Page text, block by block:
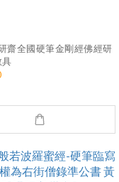
齋全國硬筆金剛經佛經研
具